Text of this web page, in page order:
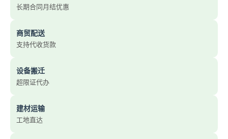
长期合同月结优惠
商贸配送
支持代收货款
设备搬迁
超限证代办
建材运输
工地直达